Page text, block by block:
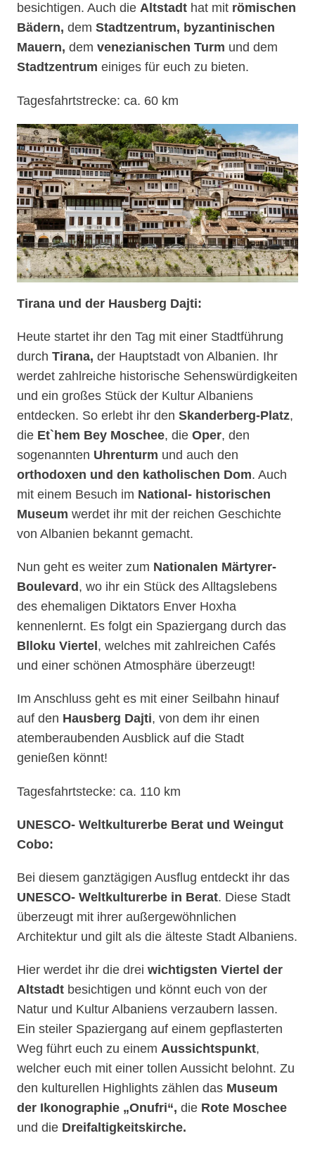
besichtigen. Auch die Altstadt hat mit römischen
Bädern, dem Stadtzentrum, byzantinischen
Mauern, dem venezianischen Turm und dem
Stadtzentrum einiges für euch zu bieten.
Tagesfahrtstrecke: ca. 60 km
Tirana und der Hausberg Dajti:
Heute startet ihr den Tag mit einer Stadtführung
durch Tirana, der Hauptstadt von Albanien. Ihr
werdet zahlreiche historische Sehenswürdigkeiten
und ein großes Stück der Kultur Albaniens
entdecken. So erlebt ihr den Skanderberg-Platz,
die Et`hem Bey Moschee, die Oper, den
sogenannten Uhrenturm und auch den
orthodoxen und den katholischen Dom. Auch
mit einem Besuch im National- historischen
Museum werdet ihr mit der reichen Geschichte
von Albanien bekannt gemacht.
Nun geht es weiter zum Nationalen Märtyrer-
Boulevard , wo ihr ein Stück des Alltagslebens
des ehemaligen Diktators Enver Hoxha
kennenlernt. Es folgt ein Spaziergang durch das
Blloku Viertel , welches mit zahlreichen Cafés
und einer schönen Atmosphäre überzeugt!
Im Anschluss geht es mit einer Seilbahn hinauf
auf den Hausberg Dajti, von dem ihr einen
atemberaubenden Ausblick auf die Stadt
genießen könnt!
Tagesfahrtstecke: ca. 110 km
UNESCO- Weltkulturerbe Berat und Weingut
Cobo:
Bei diesem ganztägigen Ausflug entdeckt ihr das
UNESCO- Weltkulturerbe in Berat. Diese Stadt
überzeugt mit ihrer außergewöhnlichen
Architektur und gilt als die älteste Stadt Albaniens.
Hier werdet ihr die drei wichtigsten Viertel der
Altstadt besichtigen und könnt euch von der
Natur und Kultur Albaniens verzaubern lassen.
Ein steiler Spaziergang auf einem gepflasterten
Weg führt euch zu einem Aussichtspunkt,
welcher euch mit einer tollen Aussicht belohnt. Zu
den kulturellen Highlights zählen das Museum
der Ikonographie „Onufri“, die Rote Moschee
und die Dreifaltigkeitskirche.